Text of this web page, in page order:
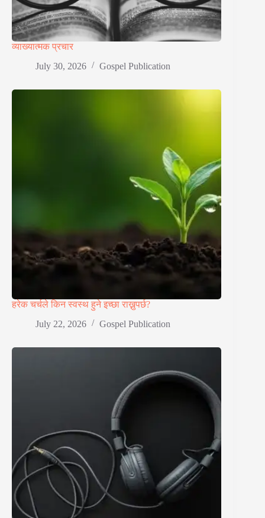
व्याख्यात्मक प्रचार
July 30, 2026
Gospel Publication
हरेक चर्चले किन स्वस्थ हुने इच्छा राख्नुपर्छ?
July 22, 2026
Gospel Publication